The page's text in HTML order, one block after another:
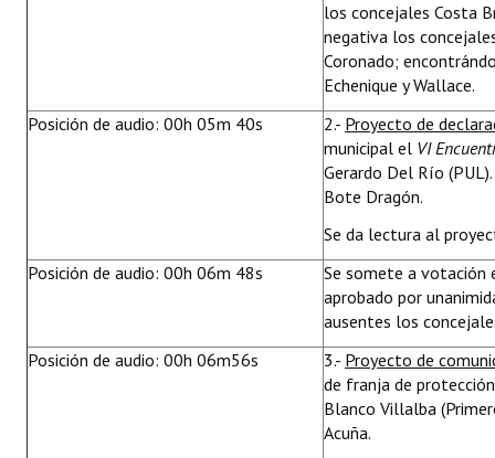
los concejales Costa
negativa los
Coronado;
Echenique y Wallace.
Posición de audio: 00h 05m 40s
2.- Proyecto de
municipal el VI
Gerardo Del Río
Bote Dragón.
Se da lectura al
Posición de audio: 00h 06m 48s
Se somete a votación
aprobado por
ausentes los
Posición de audio: 00h 06m56s
3.- Proyecto de
de franja de
Blanco Villalba
Acuña.